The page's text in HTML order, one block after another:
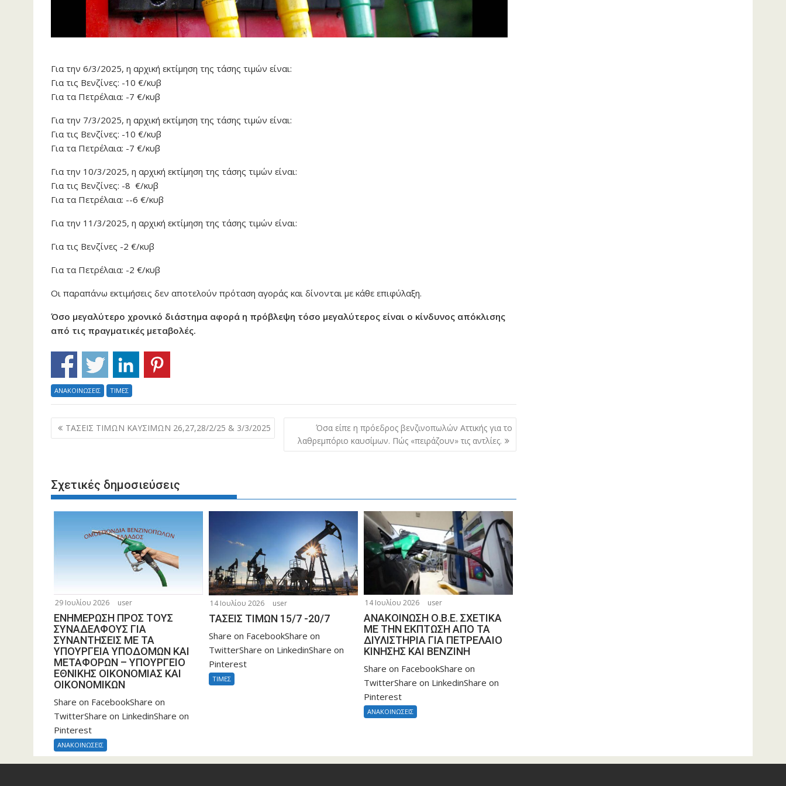
Για την 6/3/2025, η αρχική εκτίμηση της τάσης τιμών είναι:
Για τις Βενζίνες: -10 €/κυβ
Για τα Πετρέλαια: -7 €/κυβ
Για την 7/3/2025, η αρχική εκτίμηση της τάσης τιμών είναι:
Για τις Βενζίνες: -10 €/κυβ
Για τα Πετρέλαια: -7 €/κυβ
Για την 10/3/2025, η αρχική εκτίμηση της τάσης τιμών είναι:
Για τις Βενζίνες: -8 €/κυβ
Για τα Πετρέλαια: --6 €/κυβ
Για την 11/3/2025, η αρχική εκτίμηση της τάσης τιμών είναι:
Για τις Βενζίνες -2 €/κυβ
Για τα Πετρέλαια: -2 €/κυβ
Οι παραπάνω εκτιμήσεις δεν αποτελούν πρόταση αγοράς και δίνονται με κάθε επιφύλαξη.
Όσο μεγαλύτερο χρονικό διάστημα αφορά η πρόβλεψη τόσο μεγαλύτερος είναι ο κίνδυνος απόκλισης
από τις πραγματικές μεταβολές.
ΑΝΑΚΟΙΝΩΣΕΙΣ ΤΙΜΕΣ
Πλοήγηση
άρθρων
ΤΑΣΕΙΣ ΤΙΜΩΝ ΚΑΥΣΙΜΩΝ 26,27,28/2/25 & 3/3/2025
Όσα είπε η πρόεδρος βενζινοπωλών Αττικής για το
λαθρεμπόριο καυσίμων. Πώς «πειράζουν» τις αντλίες.
Σχετικές δημοσιεύσεις
29 Ιουλίου 2026 user
ΕΝΗΜΕΡΩΣΗ ΠΡΟΣ ΤΟΥΣ
ΣΥΝΑΔΕΛΦΟΥΣ ΓΙΑ
ΣΥΝΑΝΤΗΣΕΙΣ ΜΕ ΤΑ
ΥΠΟΥΡΓΕΙΑ ΥΠΟΔΟΜΩΝ ΚΑΙ
ΜΕΤΑΦΟΡΩΝ – ΥΠΟΥΡΓΕΙΟ
ΕΘΝΙΚΗΣ ΟΙΚΟΝΟΜΙΑΣ ΚΑΙ
ΟΙΚΟΝΟΜΙΚΩΝ
Share on FacebookShare on
TwitterShare on LinkedinShare on
Pinterest
ΑΝΑΚΟΙΝΩΣΕΙΣ
14 Ιουλίου 2026 user
ΤΑΣΕΙΣ ΤΙΜΩΝ 15/7 -20/7
Share on FacebookShare on
TwitterShare on LinkedinShare on
Pinterest
ΤΙΜΕΣ
14 Ιουλίου 2026 user
ΑΝΑΚΟΙΝΩΣΗ Ο.Β.Ε. ΣΧΕΤΙΚΑ
ΜΕ ΤΗΝ ΕΚΠΤΩΣΗ ΑΠΟ ΤΑ
ΔΙΥΛΙΣΤΗΡΙΑ ΓΙΑ ΠΕΤΡΕΛΑΙΟ
ΚΙΝΗΣΗΣ ΚΑΙ ΒΕΝΖΙΝΗ
Share on FacebookShare on
TwitterShare on LinkedinShare on
Pinterest
ΑΝΑΚΟΙΝΩΣΕΙΣ